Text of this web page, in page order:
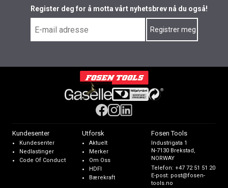
Register deg for å motta vårt nyhetsbrev nå du også!
Kundesenter
Kundesenter
Nedlastinger
Code Of Conduct
Utforsk
Aktuelt
Merker
Om Oss
HDFI
Bærekraft
Fosen Tools
Industrigata 1
N-7130 Brekstad,
NORWAY
Telefon:+47 72 51 51 20
E-post: post@fosen-
tools.no